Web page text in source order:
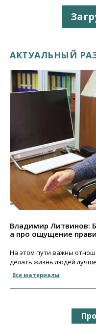
АКТУАЛЬНЫЙ
Владимир Литвинов:
а про ощущение
На этом пути важны
делать жизнь людей лучше
Все материалы